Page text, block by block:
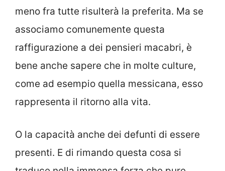
meno fra tutte risulterà la preferita. Ma se
associamo comunemente questa
raffigurazione a dei pensieri macabri, è
bene anche sapere che in molte culture,
come ad esempio quella messicana, esso
rappresenta il ritorno alla vita.
O la capacità anche dei defunti di essere
presenti. E di rimando questa cosa si